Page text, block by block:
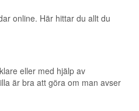
online. Här hittar du allt du
eller med hjälp av
är bra att göra om man avser